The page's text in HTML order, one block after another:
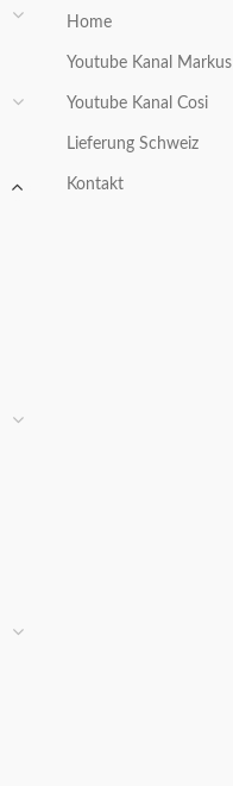
Home
Youtube Kanal Markus
Youtube Kanal Cosi
Lieferung Schweiz
Kontakt